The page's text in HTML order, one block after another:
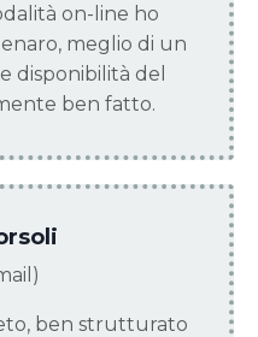
on-line ho
meglio di un
disponibilità del
ben fatto.
ben strutturato